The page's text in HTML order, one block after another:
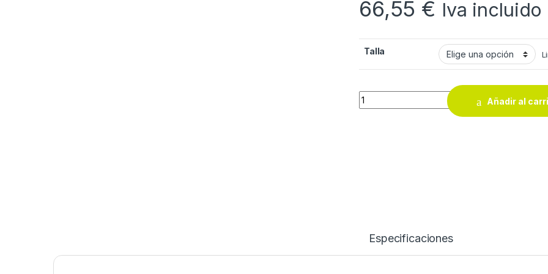
66,55 € Iva incluido
Talla
Zapato Norisk Red Spider quantity
Añadir al
Especificaciones